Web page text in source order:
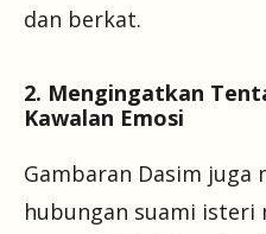
dan berkat.
2. Mengingatkan
Kawalan Emosi
Gambaran Dasim juga
hubungan suami